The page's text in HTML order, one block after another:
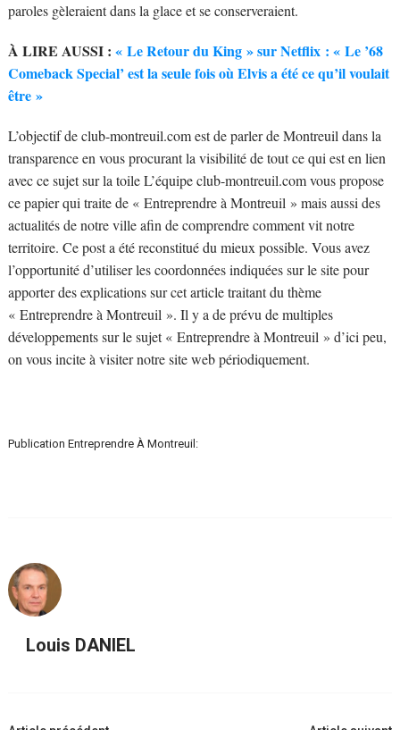
paroles gèleraient dans la glace et se conserveraient.
À LIRE AUSSI : « Le Retour du King » sur Netflix : « Le ’68
Comeback Special’ est la seule fois où Elvis a été ce qu’il voulait
être »
L’objectif de club-montreuil.com est de parler de Montreuil dans la
transparence en vous procurant la visibilité de tout ce qui est en lien
avec ce sujet sur la toile L’équipe club-montreuil.com vous propose
ce papier qui traite de « Entreprendre à Montreuil » mais aussi des
actualités de notre ville afin de comprendre comment vit notre
territoire. Ce post a été reconstitué du mieux possible. Vous avez
l’opportunité d’utiliser les coordonnées indiquées sur le site pour
apporter des explications sur cet article traitant du thème
« Entreprendre à Montreuil ». Il y a de prévu de multiples
développements sur le sujet « Entreprendre à Montreuil » d’ici peu,
on vous incite à visiter notre site web périodiquement.
Publication Entreprendre À Montreuil:
Louis DANIEL